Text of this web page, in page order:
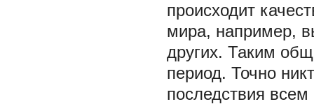
происходит
мира, например,
других. Таким
период. Точно
последствия всем